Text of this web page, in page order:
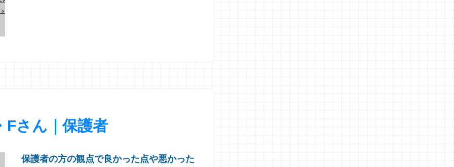
Fさん｜保護者
保護者の方の観点で良かった点や悪かった